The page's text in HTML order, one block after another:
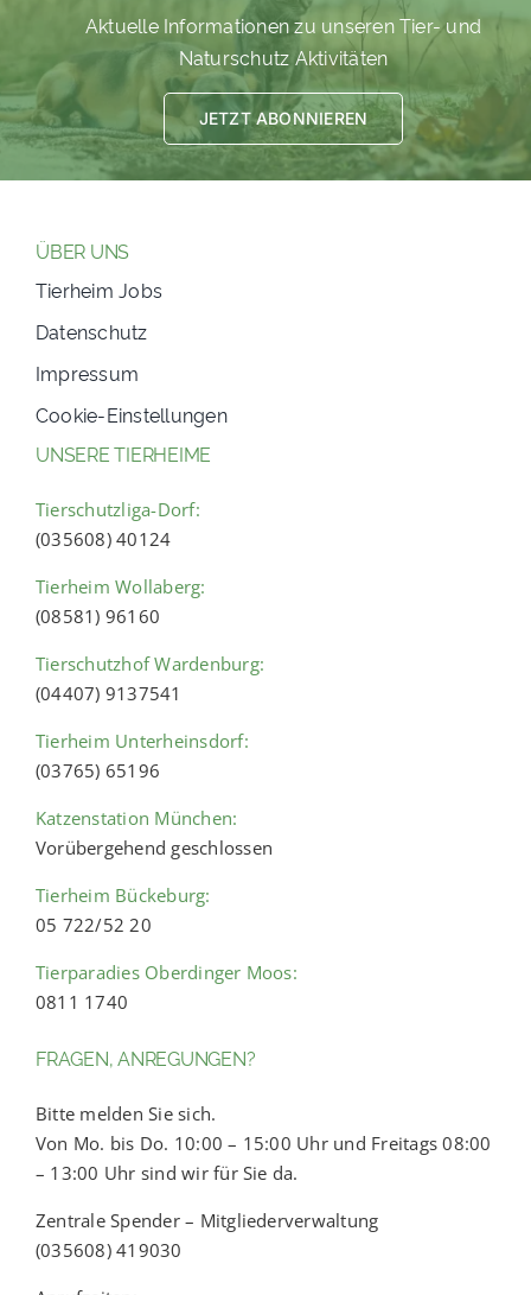
Aktuelle Informationen zu unseren Tier- und
Naturschutz Aktivitäten
JETZT ABONNIEREN
ÜBER UNS
Tierheim Jobs
Datenschutz
Impressum
Cookie-Einstellungen
UNSERE TIERHEIME
Tierschutzliga-Dorf:
(035608) 40124
Tierheim Wollaberg:
(08581) 96160
Tierschutzhof Wardenburg:
(04407) 9137541
Tierheim Unterheinsdorf:
(03765) 65196
Katzenstation München:
Vorübergehend geschlossen
Tierheim Bückeburg:
05 722/52 20
Tierparadies Oberdinger Moos:
0811 1740
FRAGEN, ANREGUNGEN?
Bitte melden Sie sich.
Von Mo. bis Do. 10:00 – 15:00 Uhr und Freitags 08:00
– 13:00 Uhr sind wir für Sie da.
Zentrale Spender – Mitgliederverwaltung
(035608) 419030